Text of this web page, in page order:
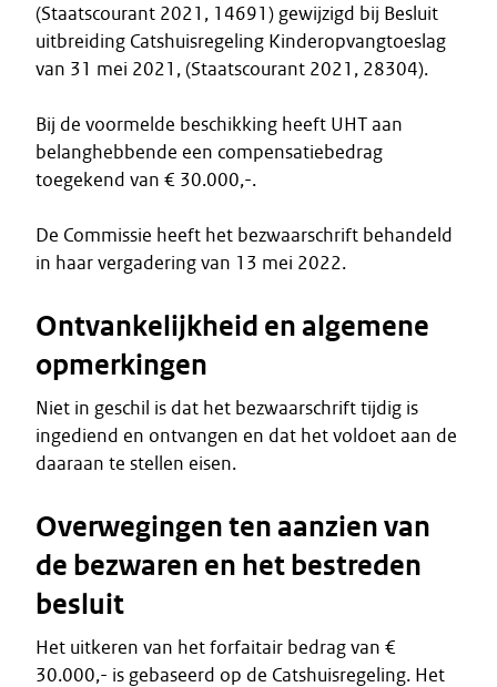
(Staatscourant 2021, 14691) gewijzigd bij Besluit
uitbreiding Catshuisregeling Kinderopvangtoeslag
van 31 mei 2021, (Staatscourant 2021, 28304).
Bij de voormelde beschikking heeft UHT aan
belanghebbende een compensatiebedrag
toegekend van € 30.000,-.
De Commissie heeft het bezwaarschrift behandeld
in haar vergadering van 13 mei 2022.
Ontvankelijkheid en algemene
opmerkingen
Niet in geschil is dat het bezwaarschrift tijdig is
ingediend en ontvangen en dat het voldoet aan de
daaraan te stellen eisen.
Overwegingen ten aanzien van
de bezwaren en het bestreden
besluit
Het uitkeren van het forfaitair bedrag van €
30.000,- is gebaseerd op de Catshuisregeling. Het